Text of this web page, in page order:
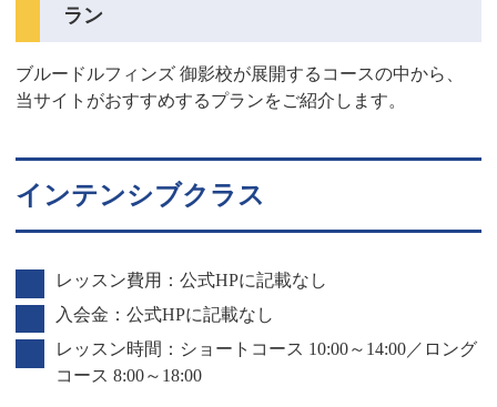
ラン
ブルードルフィンズ 御影校が展開するコースの中から、
当サイトがおすすめするプランをご紹介します。
インテンシブクラス
レッスン費用：公式HPに記載なし
入会金：公式HPに記載なし
レッスン時間：ショートコース 10:00～14:00／ロング
コース 8:00～18:00